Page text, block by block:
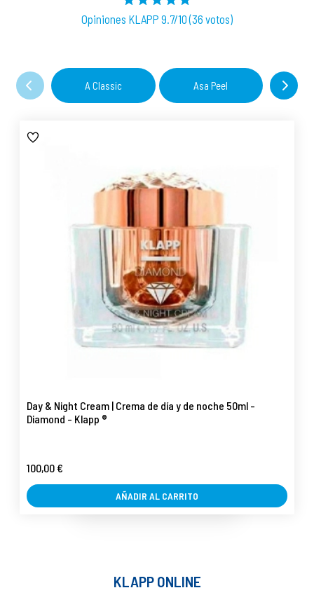
Opiniones KLAPP 9.7/10 (36 votos)
A Classic Asa Peel
Day & Night Cream | Crema de día y de noche 50ml -
Diamond - Klapp ®
100,00 €
AÑADIR AL CARRITO
KLAPP ONLINE